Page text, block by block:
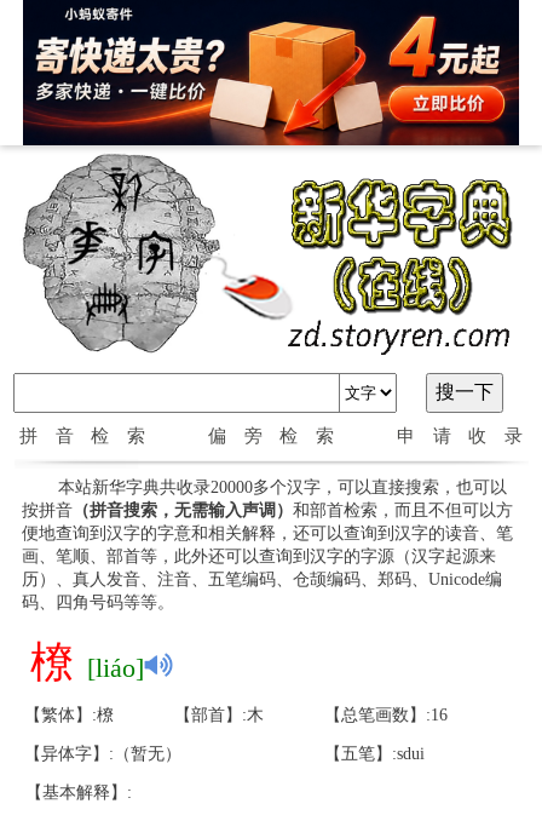
拼音检索 偏旁检索 申请收录
本站新华字典共收录20000多个汉字，可以直接搜索，也可以
按拼音（拼音搜索，无需输入声调） 和部首检索，而且不但可以方
便地查询到汉字的字意和相关解释，还可以查询到汉字的读音、笔
画、笔顺、部首等，此外还可以查询到汉字的字源（汉字起源来
历）、真人发音、注音、五笔编码、仓颉编码、郑码、Unicode编
码、四角号码等等。
橑 [liáo]
【繁体】:橑 【部首】:木 【总笔画数】:16
【异体字】:（暂无） 【五笔】:sdui
【基本解释】: